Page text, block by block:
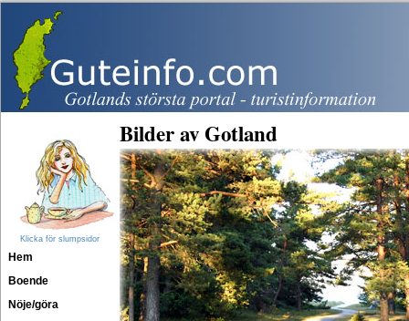
Klicka för slumpsidor
Hem
Boende
Nöje/göra
Bilder av Gotland